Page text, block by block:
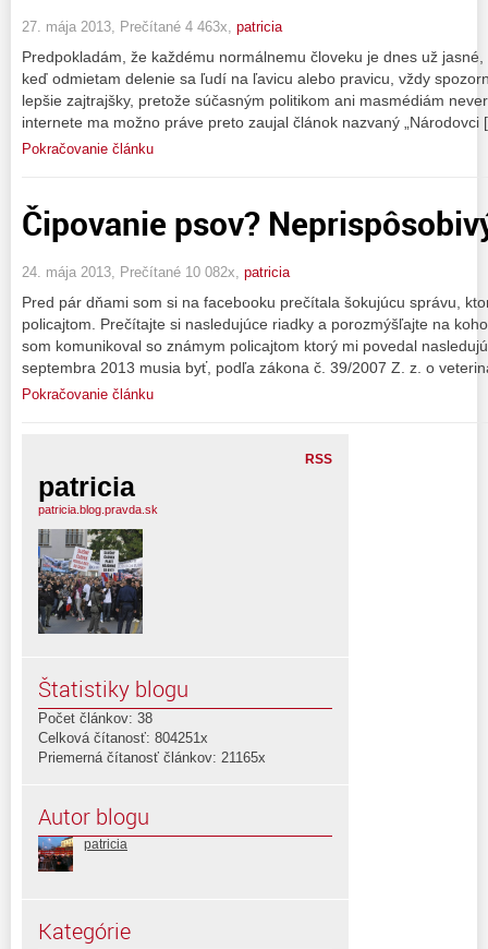
27. mája 2013, Prečítané 4 463x, patricia
Predpokladám, že každému normálnemu človeku je dnes už
keď odmietam delenie sa ľudí na ľavicu alebo pravicu, vždy
lepšie zajtrajšky, pretože súčasným politikom ani masmédiám
internete ma možno práve preto zaujal článok nazvaný
Pokračovanie článku
Čipovanie psov?
24. mája 2013, Prečítané 10 082x, patricia
Pred pár dňami som si na facebooku prečítala šokujúcu správu,
policajtom. Prečítajte si nasledujúce riadky a porozmýšľajte na
som komunikoval so známym policajtom ktorý mi povedal
septembra 2013 musia byť, podľa zákona č. 39/2007 Z. z. o
Pokračovanie článku
RSS
patricia
patricia.blog.pravda.sk
Štatistiky blogu
Počet článkov: 38
Celková čítanosť: 804251x
Priemerná čítanosť článkov: 21165x
Autor blogu
patricia
Kategórie